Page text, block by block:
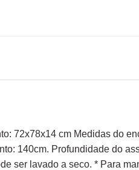
72x78x14 cm Medidas do
140cm. Profundidade do
ser lavado a seco. * Para